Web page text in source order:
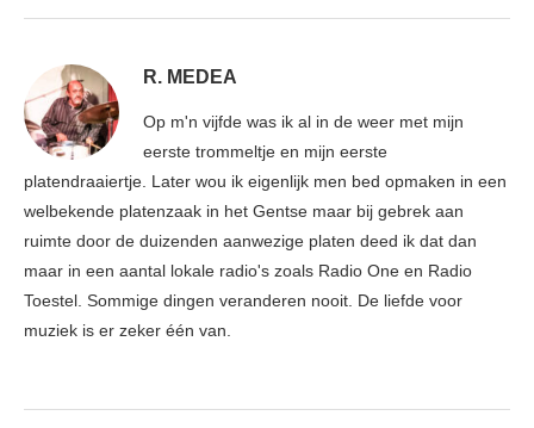
R. MEDEA
Op m'n vijfde was ik al in de weer met mijn
eerste trommeltje en mijn eerste
platendraaiertje. Later wou ik eigenlijk men bed opmaken in een
welbekende platenzaak in het Gentse maar bij gebrek aan
ruimte door de duizenden aanwezige platen deed ik dat dan
maar in een aantal lokale radio's zoals Radio One en Radio
Toestel. Sommige dingen veranderen nooit. De liefde voor
muziek is er zeker één van.